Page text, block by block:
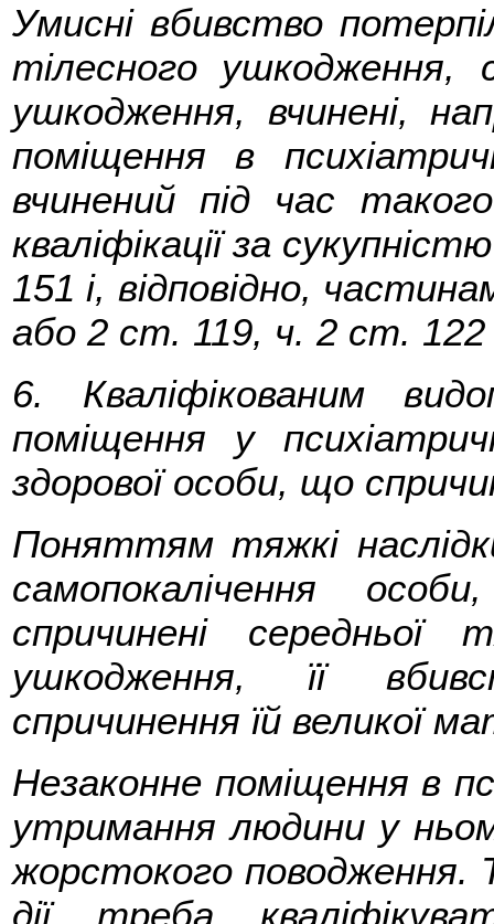
Умисні вбивство
тілесного ушкодження,
ушкодження, вчинені,
поміщення в
вчинений під час
кваліфікації за
151 і, відповідно,
або 2 ст. 119, ч. 2 ст. 122
6. Кваліфікованим
поміщення у
здорової особи, що
Поняттям тяжкі
самопокалічення
спричинені
ушкодження, її
спричинення їй великої
Незаконне поміщення в
утримання людини у
жорстокого поводження.
дії треба